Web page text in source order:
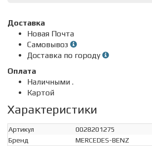
Доставка
Новая Почта
Самовывоз
Доставка по городу
Оплата
Наличными .
Картой
Характеристики
Артикул
0028201275
Бренд
MERCEDES-BENZ